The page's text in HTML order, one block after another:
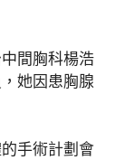
間胸科楊浩
她因患胸腺
手術計劃會